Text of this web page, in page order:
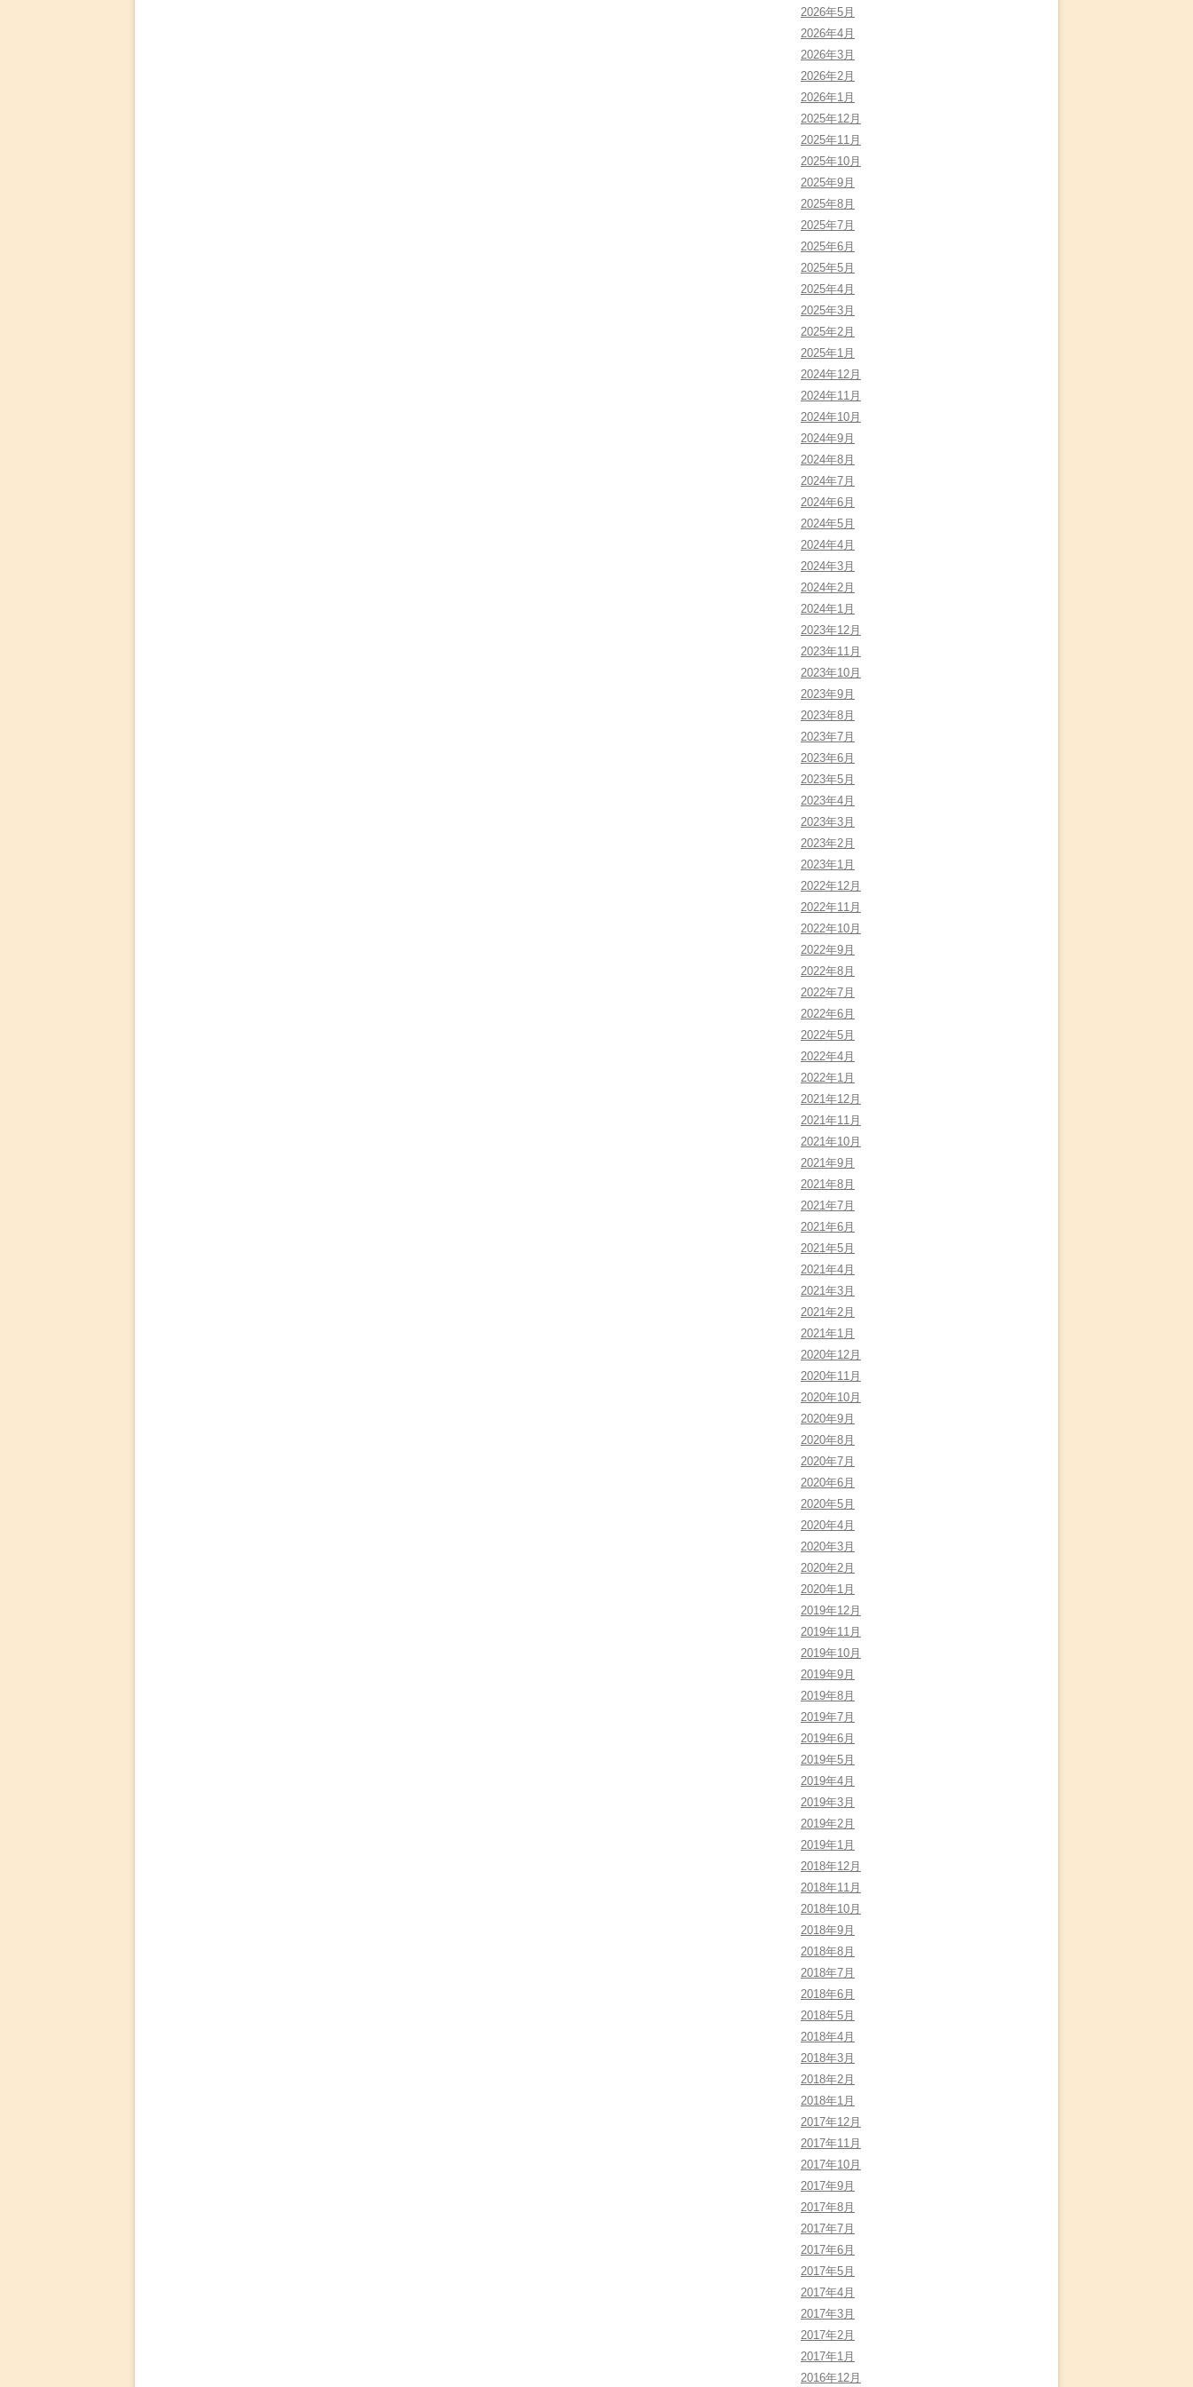
2026年5月
2026年4月
2026年3月
2026年2月
2026年1月
2025年12月
2025年11月
2025年10月
2025年9月
2025年8月
2025年7月
2025年6月
2025年5月
2025年4月
2025年3月
2025年2月
2025年1月
2024年12月
2024年11月
2024年10月
2024年9月
2024年8月
2024年7月
2024年6月
2024年5月
2024年4月
2024年3月
2024年2月
2024年1月
2023年12月
2023年11月
2023年10月
2023年9月
2023年8月
2023年7月
2023年6月
2023年5月
2023年4月
2023年3月
2023年2月
2023年1月
2022年12月
2022年11月
2022年10月
2022年9月
2022年8月
2022年7月
2022年6月
2022年5月
2022年4月
2022年1月
2021年12月
2021年11月
2021年10月
2021年9月
2021年8月
2021年7月
2021年6月
2021年5月
2021年4月
2021年3月
2021年2月
2021年1月
2020年12月
2020年11月
2020年10月
2020年9月
2020年8月
2020年7月
2020年6月
2020年5月
2020年4月
2020年3月
2020年2月
2020年1月
2019年12月
2019年11月
2019年10月
2019年9月
2019年8月
2019年7月
2019年6月
2019年5月
2019年4月
2019年3月
2019年2月
2019年1月
2018年12月
2018年11月
2018年10月
2018年9月
2018年8月
2018年7月
2018年6月
2018年5月
2018年4月
2018年3月
2018年2月
2018年1月
2017年12月
2017年11月
2017年10月
2017年9月
2017年8月
2017年7月
2017年6月
2017年5月
2017年4月
2017年3月
2017年2月
2017年1月
2016年12月